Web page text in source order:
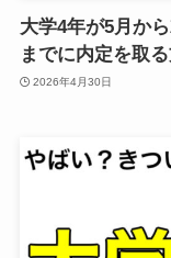
大学4年が5月か
までに内定を取る
2026年4月30日